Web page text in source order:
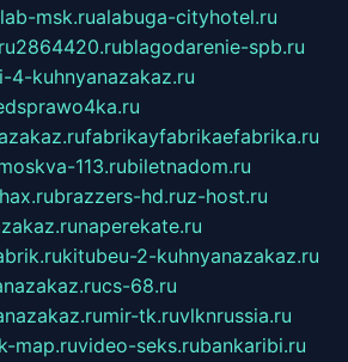
msk.rualabuga-cityhotel.ru
2864420.rublagodarenie-spb.ru
4-kuhnyanazakaz.ru
fabrikayfabrikaefabrika.ru
113.rubiletnadom.ru
brazzers-hd.ruz-host.ru
naperekate.ru
kitubeu-2-kuhnyanazakaz.ru
cs-68.ru
mir-tk.ruvlknrussia.ru
map.ruvideo-seks.rubankaribi.ru